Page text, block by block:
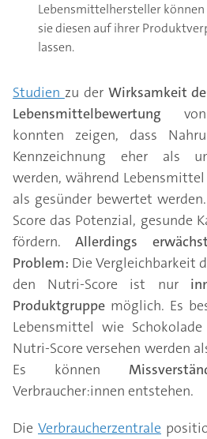
Lebensmittelhersteller
sie diesen auf ihrer
lassen.
Studien zu der Wirksamkeit
Lebensmittelbewertung von
konnten zeigen, dass
Kennzeichnung eher als
werden, während
als gesünder bewertet
Score das Potenzial, gesunde
fördern.Allerdings
Problem: Die Vergleichbarkeit
den Nutri-Score ist nur
Produktgruppe möglich. Es
Lebensmittel wie
Nutri-Score versehen werden
Es können
Verbraucher:innen entstehen.
Die Verbraucherzentrale